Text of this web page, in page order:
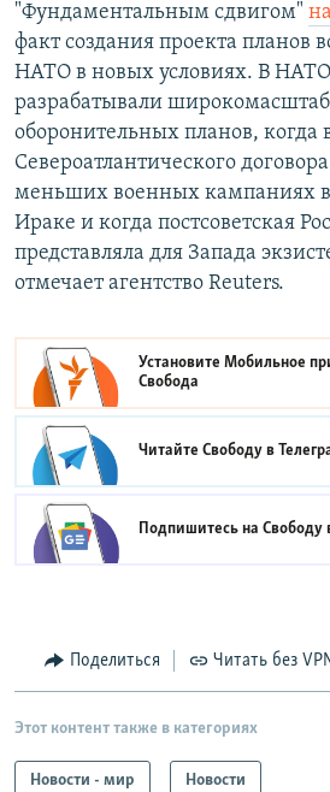
"Фундаментальным сдвигом"
факт создания проекта планов
НАТО в новых условиях. В
разрабатывали
оборонительных планов, когда
Североатлантического
меньших военных кампаниях
Ираке и когда постсоветская
представляла для Запада
отмечает агентство Reuters.
Установите Мобильное
Свобода
Читайте Свободу в
Подпишитесь на Свободу
Поделиться Читать без
Этот контент также в категориях
Новости - мир Новости